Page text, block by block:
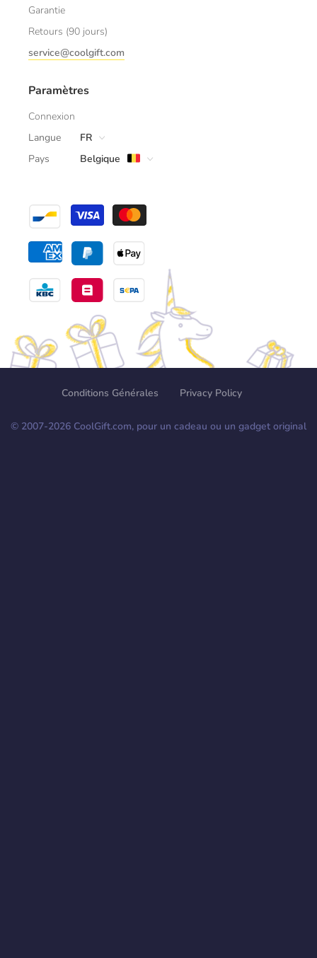
Garantie
Retours (90 jours)
service@coolgift.com
Paramètres
Connexion
Langue
FR
Pays
Belgique
Conditions Générales Privacy Policy
© 2007-2026 CoolGift.com, pour un cadeau ou un gadget original